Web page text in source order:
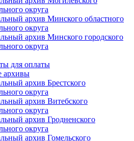
округа
архив Минского областного
округа
архив Минского городского
округа
для оплаты
архивы
архив Брестского
округа
архив Витебского
округа
архив Гродненского
округа
архив Гомельского